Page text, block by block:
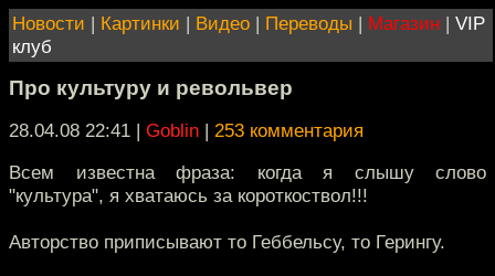
Новости | Картинки | Видео | Переводы | Магазин | VIP
клуб
Про культуру и револьвер
28.04.08 22:41 | Goblin | 253 комментария
Всем известна фраза: когда я слышу слово
"культура", я хватаюсь за короткоствол!!!
Авторство приписывают то Геббельсу, то Герингу.